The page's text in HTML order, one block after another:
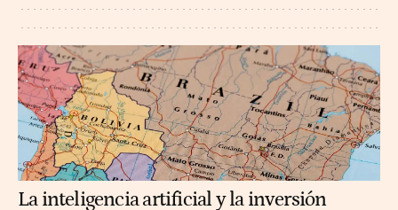
La inteligencia artificial y la inversión